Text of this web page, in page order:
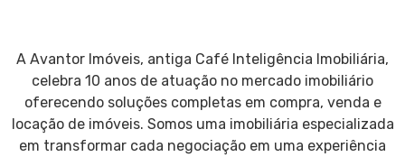
A Avantor Imóveis, antiga Café Inteligência Imobiliária,
celebra 10 anos de atuação no mercado imobiliário
oferecendo soluções completas em compra, venda e
locação de imóveis. Somos uma imobiliária especializada
em transformar cada negociação em uma experiência